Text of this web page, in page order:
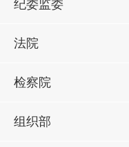
纪委监委
法院
检察院
组织部